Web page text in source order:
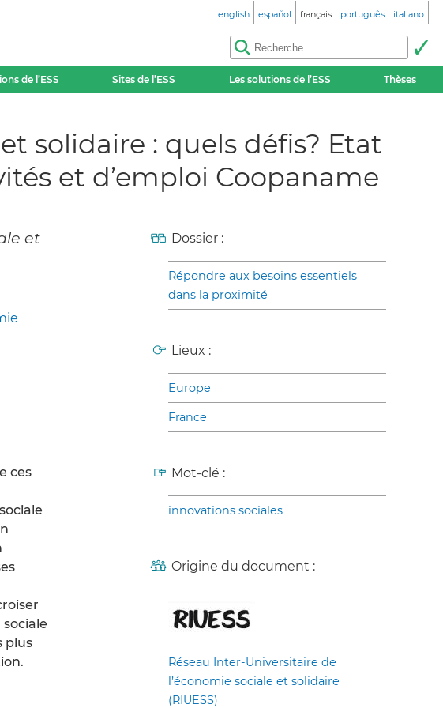
english español français português italiano
de l’ESS Sites de l’ESS Les solutions de l’ESS Thèses
solidaire : quels défis? Etat
et d’emploi Coopaname
et
ces
plus
Dossier :
Répondre aux besoins essentiels
dans la proximité
Lieux :
Europe
France
Mot-clé :
innovations sociales
Origine du document :
Réseau Inter-Universitaire de
l’économie sociale et solidaire
(RIUESS)